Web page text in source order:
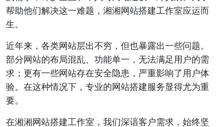
帮助他们解决这一难题，湘湘网站搭建工作室应运而
生。
近年来，各类网站层出不穷，但也暴露出一些问题。
部分网站的布局混乱、功能单一，无法满足用户的需
求；更有一些网站存在安全隐患，严重影响了用户体
验。在这种情况下，专业的网站搭建服务显得尤为重
要。
在湘湘网站搭建工作室，我们深谙客户需求，始终坚